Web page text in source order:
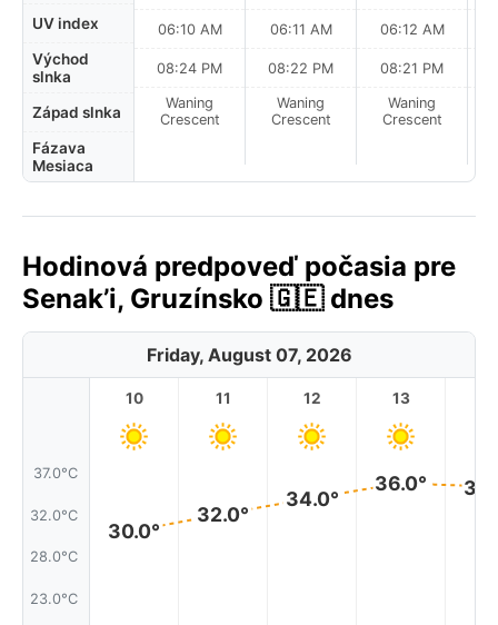
UV index
Východ
slnka
Západ slnka
Fázava
Mesiaca
06:10 AM
08:24 PM
Waning
Crescent
06:11 AM
08:22 PM
Waning
Crescent
06:12 AM
08:21 PM
Waning
Crescent
Hodinová predpoveď počasia pre
Senak’i, Gruzínsko 🇬🇪 dnes
Friday, August 07, 2026
37.0°C
32.0°C
28.0°C
23.0°C
10
30.0°
11
32.0°
12
34.0°
13
36.0°